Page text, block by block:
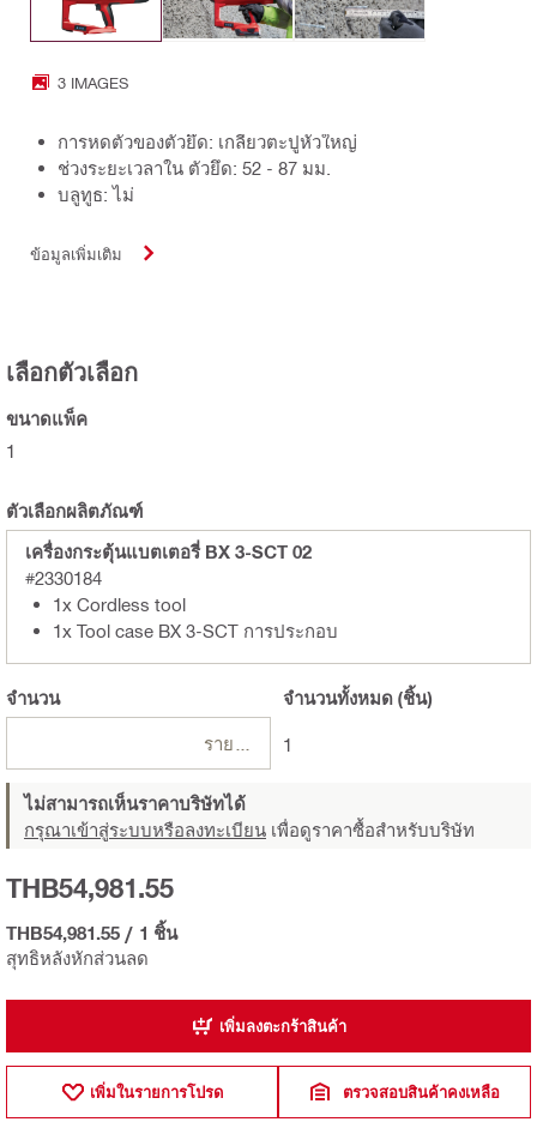
3 IMAGES
การหดตัวของตัวยึด: เกลียวตะปูหัวใหญ่
ช่วงระยะเวลาใน ตัวยึด: 52 - 87 มม.
บลูทูธ: ไม่
ข้อมูลเพิ่มเติม
เลือกตัวเลือก
ขนาดแพ็ค
1
ตัวเลือกผลิตภัณฑ์
เครื่องกระตุ้นแบตเตอรี่ BX 3-SCT 02
#2330184
1x Cordless tool
1x Tool case BX 3-SCT การประกอบ
จำนวน จำนวนทั้งหมด (ชิ้น)
1
ไม่สามารถเห็นราคาบริษัทได้
กรุณาเข้าสู่ระบบหรือลงทะเบียน เพื่อดูราคาซื้อสำหรับบริษัท
สุทธิหลังหักส่วนลด
THB54,981.55
THB54,981.55 / 1 ชิ้น
เพิ่มลงตะกร้าสินค้า
เพิ่มในรายการโปรด ตรวจสอบสินค้าคงเหลือ